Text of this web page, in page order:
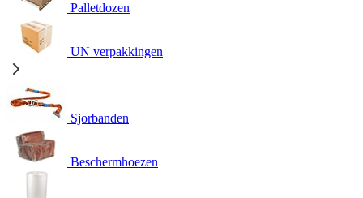
Palletdozen
UN verpakkingen
Sjorbanden
Beschermhoezen